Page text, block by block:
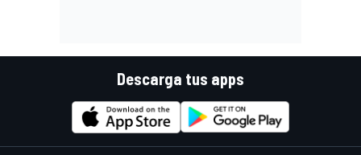
Descarga tus apps